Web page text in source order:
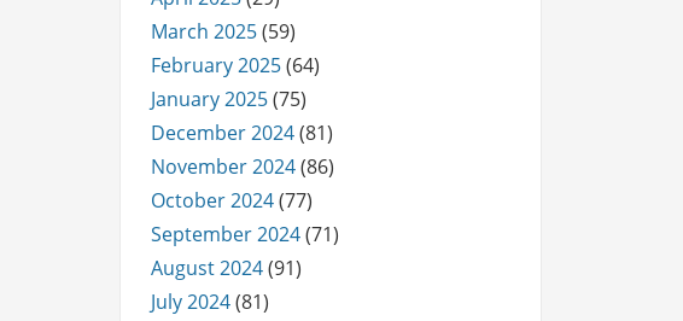
March 2025(59)
February 2025(64)
January 2025(75)
December 2024(81)
November 2024(86)
October 2024(77)
September 2024(71)
August 2024(91)
July 2024(81)